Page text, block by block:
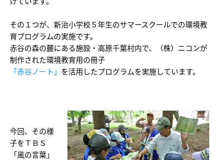
その１つが、新治小学校５年生のサマースクールでの環境教
育プログラムの実施です。
赤谷の森の麓にある施設・高原千葉村内で、（株）ニコンが
制作された環境教育用の冊子
「赤谷ノート」 を活用したプログラムを実施しています。
今回、その様
子をＴＢＳ
「風の言葉」